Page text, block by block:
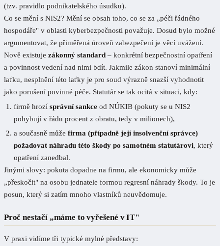
(tzv. pravidlo podnikatelského úsudku).
Co se mění s NIS2? Mění se obsah toho, co se za „péči řádného
hospodáře" v oblasti kyberbezpečnosti považuje. Dosud bylo možné
argumentovat, že přiměřená úroveň zabezpečení je věcí uvážení.
Nově existuje zákonný standard – konkrétní bezpečnostní opatření
a povinnost vedení nad nimi bdít. Jakmile zákon stanoví minimální
laťku, nesplnění této laťky je pro soud výrazně snazší vyhodnotit
jako porušení povinné péče. Statutár se tak ocitá v situaci, kdy:
firmě hrozí správní sankce od NÚKIB (pokuty se u NIS2
pohybují v řádu procent z obratu, tedy v milionech),
a současně může firma (případně její insolvenční správce)
požadovat náhradu této škody po samotném statutárovi, který
opatření zanedbal.
Jinými slovy: pokuta dopadne na firmu, ale ekonomicky může
„přeskočit" na osobu jednatele formou regresní náhrady škody. To je
posun, který si zatím mnoho vlastníků neuvědomuje.
Proč nestačí „máme to vyřešené v IT"
V praxi vidíme tři typické mylné představy: